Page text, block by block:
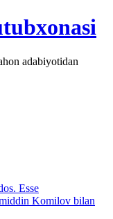
adabiyotidan
Esse
Komilov bilan